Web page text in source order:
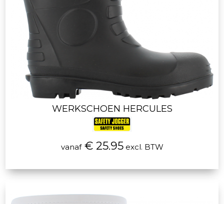
WERKSCHOEN HERCULES
vanaf€ 25.95excl. BTW